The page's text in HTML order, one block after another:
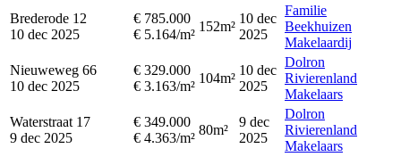
Brederode 12
10 dec 2025
€ 785.000
€ 5.164/m²
152m²
10 dec
2025
Familie
Beekhuizen
Makelaardij
Nieuweweg 66
10 dec 2025
€ 329.000
€ 3.163/m²
104m²
10 dec
2025
Dolron
Rivierenland
Makelaars
Waterstraat 17
9 dec 2025
€ 349.000
€ 4.363/m²
80m²
9 dec
2025
Dolron
Rivierenland
Makelaars